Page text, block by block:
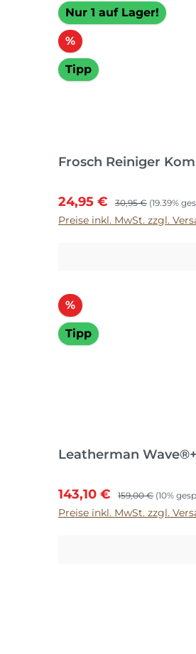
Nur 1 auf Lager!
%Rabatt
Tipp
Frosch Reiniger
Verkaufspreis:
24,95 € Regulärer Preis:
30,95 € (19.39%
Preise inkl. MwSt. zzgl.
%Rabatt
Tipp
Leatherman
Verkaufspreis:
143,10 € Regulärer Preis:
159,00 € (10%
Preise inkl. MwSt. zzgl.